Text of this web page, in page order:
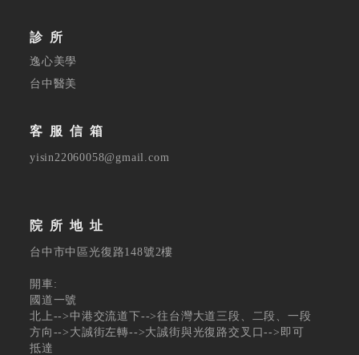
診所
逸心美學
台中醫美
客服信箱
yisin22060058@gmail.com
院所地址
台中市中區光復路148號2樓
開車:
國道一號
北上-->中港交流道下-->往台灣大道三段、二段、一段
方向-->大誠街左轉-->大誠街與光復路交叉口-->即可
抵達